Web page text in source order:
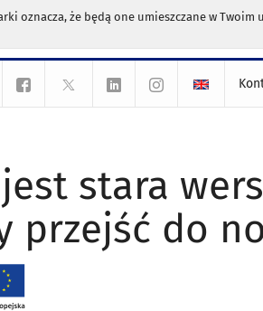
oznacza, że będą one umieszczane w
stara
przejść do